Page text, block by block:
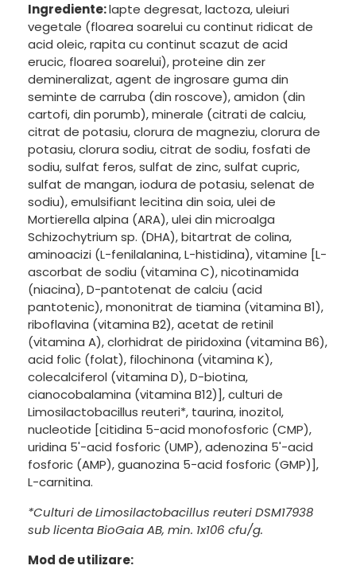
Ingrediente:lapte degresat, lactoza, uleiuri
vegetale (floarea soarelui cu continut ridicat de
acid oleic, rapita cu continut scazut de acid
erucic, floarea soarelui), proteine din zer
demineralizat, agent de ingrosare guma din
seminte de carruba (din roscove), amidon (din
cartofi, din porumb), minerale (citrati de calciu,
citrat de potasiu, clorura de magneziu, clorura de
potasiu, clorura sodiu, citrat de sodiu, fosfati de
sodiu, sulfat feros, sulfat de zinc, sulfat cupric,
sulfat de mangan, iodura de potasiu, selenat de
sodiu), emulsifiant lecitina din soia, ulei de
Mortierella alpina (ARA), ulei din microalga
Schizochytrium sp. (DHA), bitartrat de colina,
aminoacizi (L-fenilalanina, L-histidina), vitamine [L-
ascorbat de sodiu (vitamina C), nicotinamida
(niacina), D-pantotenat de calciu (acid
pantotenic), mononitrat de tiamina (vitamina B1),
riboflavina (vitamina B2), acetat de retinil
(vitamina A), clorhidrat de piridoxina (vitamina B6),
acid folic (folat), filochinona (vitamina K),
colecalciferol (vitamina D), D-biotina,
cianocobalamina (vitamina B12)], culturi de
Limosilactobacillus reuteri*, taurina, inozitol,
nucleotide [citidina 5-acid monofosforic (CMP),
uridina 5'-acid fosforic (UMP), adenozina 5'-acid
fosforic (AMP), guanozina 5-acid fosforic (GMP)],
L-carnitina.
*Culturi de Limosilactobacillus reuteri DSM17938
sub licenta BioGaia AB, min. 1x106 cfu/g.
Mod de utilizare: